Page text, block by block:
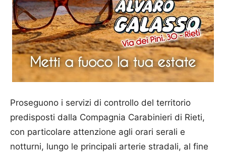
Proseguono i servizi di controllo del territorio
predisposti dalla Compagnia Carabinieri di Rieti,
con particolare attenzione agli orari serali e
notturni, lungo le principali arterie stradali, al fine